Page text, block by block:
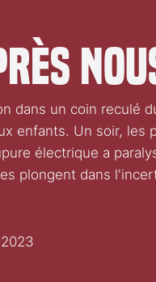
dans un coin reculé
enfants. Un soir, les
électrique a
plongent dans